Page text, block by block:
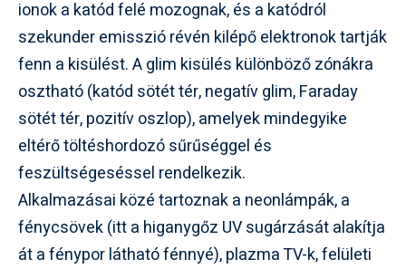
ionok a katód felé mozognak, és a katódról
szekunder emisszió révén kilépő elektronok tartják
fenn a kisülést. A glim kisülés különböző zónákra
osztható (katód sötét tér, negatív glim, Faraday
sötét tér, pozitív oszlop), amelyek mindegyike
eltérő töltéshordozó sűrűséggel és
feszültségeséssel rendelkezik.
Alkalmazásai közé tartoznak a neonlámpák, a
fénycsövek (itt a higanygőz UV sugárzását alakítja
át a fénypor látható fénnyé), plazma TV-k, felületi